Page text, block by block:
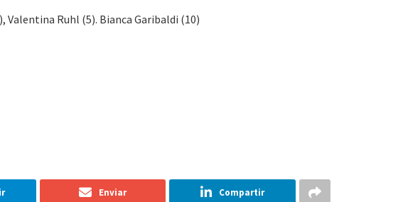
Ruhl (5). Bianca Garibaldi (10)
Enviar Compartir